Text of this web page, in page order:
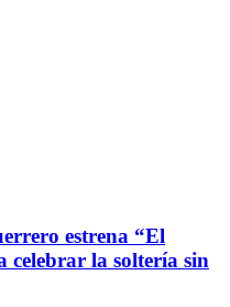
estrena “El
celebrar la soltería sin